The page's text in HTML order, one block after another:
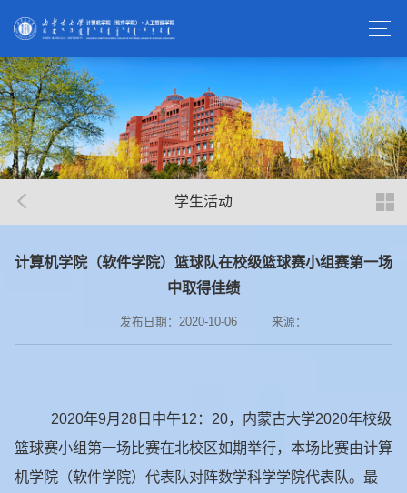
学生活动
计算机学院（软件学院）篮球队在校级篮球赛小组赛第一场
中取得佳绩
发布日期：2020-10-06 来源：
2020年9月 28 日中午12 ： 20，内蒙古大学2020年校级
篮球赛小组第一场比赛在北校区如期举行，本场比赛由计算
机学院（软件学院）代表队对阵数学科学学院代表队。最